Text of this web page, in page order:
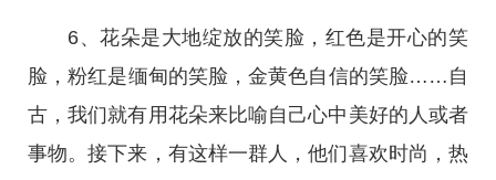
6、花朵是大地绽放的笑脸，红色是开心的笑
脸，粉红是缅甸的笑脸，金黄色自信的笑脸……自
古，我们就有用花朵来比喻自己心中美好的人或者
事物。接下来，有这样一群人，他们喜欢时尚，热